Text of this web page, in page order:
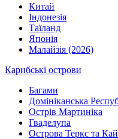
Китай
Індонезія
Таїланд
Японія
Малайзія (2026)
Карибські острови
Багами
Домініканська
Острів Мартиніка
Гваделупа
Острова Теркс та